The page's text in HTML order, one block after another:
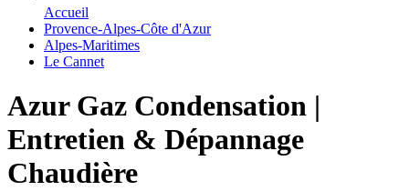
Accueil
Provence-Alpes-Côte d'Azur
Alpes-Maritimes
Le Cannet
Azur Gaz Condensation |
Entretien & Dépannage
Chaudière